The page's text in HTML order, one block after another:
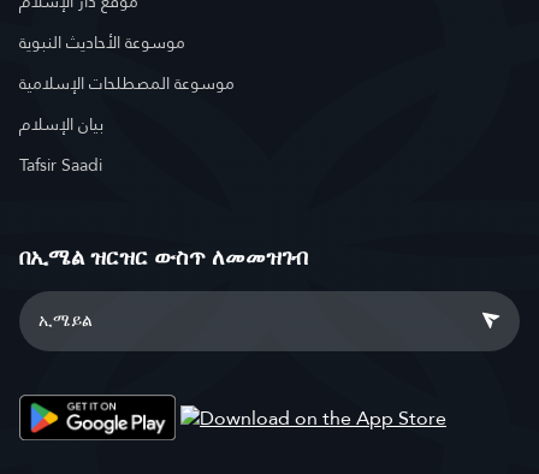
موسوعة الأحاديث النبوية
موسوعة المصطلحات الإسلامية
بيان الإسلام
Tafsir Saadi
በኢሜል ዝርዝር ውስጥ ለመመዝገብ